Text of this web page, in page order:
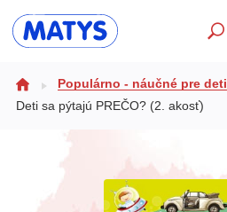
Doplnkový sortiment
Populárno - náučné pre deti
Deti sa pýtajú PREČO? (2. akosť)